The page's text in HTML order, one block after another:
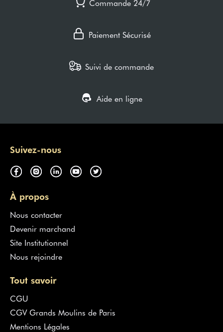
Commande 24/7
Paiement Sécurisé
Suivi de commande
Aide en ligne
Suivez-nous
À propos
Nous contacter
Devenir marchand
Site Institutionnel
Nous rejoindre
Tout savoir
CGU
CGV Grands Moulins de Paris
Mentions Légales